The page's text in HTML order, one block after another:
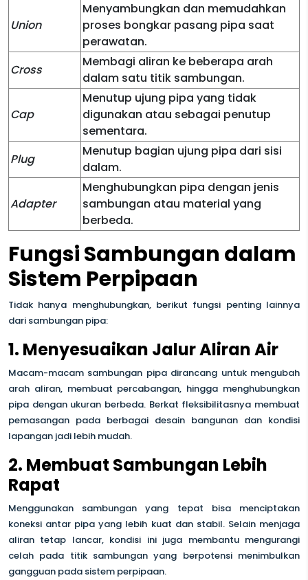
Union
Menyambungkan dan memudahkan
proses bongkar pasang pipa saat
perawatan.
Cross
Membagi aliran ke beberapa arah
dalam satu titik sambungan.
Cap
Menutup ujung pipa yang tidak
digunakan atau sebagai penutup
sementara.
Plug
Menutup bagian ujung pipa dari sisi
dalam.
Adapter
Menghubungkan pipa dengan jenis
sambungan atau material yang
berbeda.
Fungsi Sambungan dalam
Sistem Perpipaan
Tidak hanya menghubungkan, berikut fungsi penting lainnya
dari sambungan pipa:
1. Menyesuaikan Jalur Aliran Air
Macam-macam sambungan pipa dirancang untuk mengubah
arah aliran, membuat percabangan, hingga menghubungkan
pipa dengan ukuran berbeda. Berkat fleksibilitasnya membuat
pemasangan pada berbagai desain bangunan dan kondisi
lapangan jadi lebih mudah.
2. Membuat Sambungan Lebih
Rapat
Menggunakan sambungan yang tepat bisa menciptakan
koneksi antar pipa yang lebih kuat dan stabil. Selain menjaga
aliran tetap lancar, kondisi ini juga membantu mengurangi
celah pada titik sambungan yang berpotensi menimbulkan
gangguan pada sistem perpipaan.